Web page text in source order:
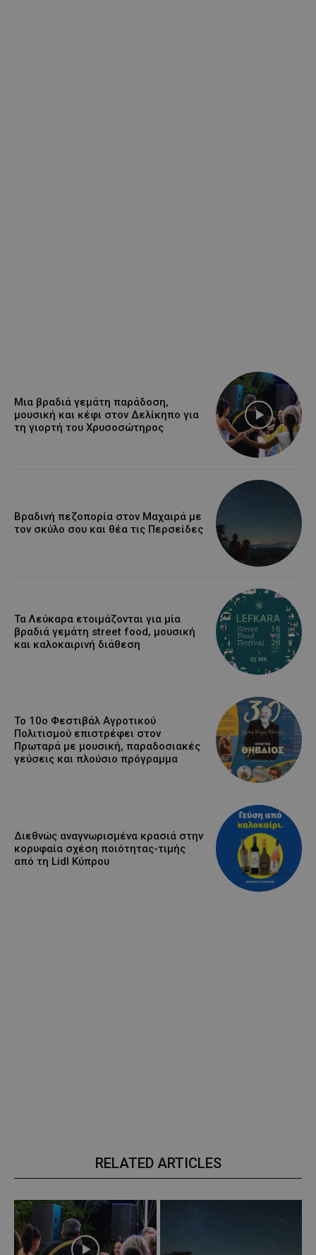
Μια βραδιά γεμάτη παράδοση,
μουσική και κέφι στον Δελίκηπο για
τη γιορτή του Χρυσοσώτηρος
Βραδινή πεζοπορία στον Μαχαιρά με
τον σκύλο σου και θέα τις Περσείδες
Τα Λεύκαρα ετοιμάζονται για μία
βραδιά γεμάτη street food, μουσική
και καλοκαιρινή διάθεση
Το 10ο Φεστιβάλ Αγροτικού
Πολιτισμού επιστρέφει στον
Πρωταρά με μουσική, παραδοσιακές
γεύσεις και πλούσιο πρόγραμμα
Διεθνώς αναγνωρισμένα κρασιά στην
κορυφαία σχέση ποιότητας-τιμής
από τη Lidl Κύπρου
RELATED ARTICLES